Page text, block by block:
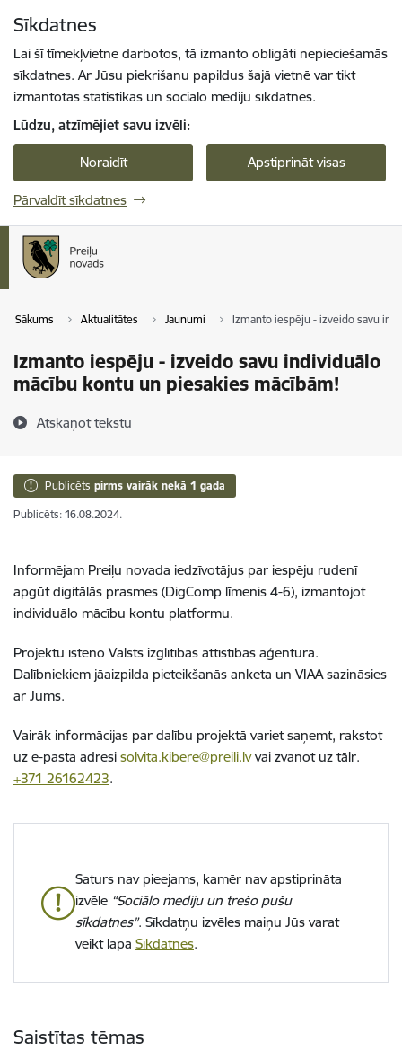
Sīkdatnes
Lai šī tīmekļvietne darbotos, tā izmanto obligāti nepieciešamās
sīkdatnes. Ar Jūsu piekrišanu papildus šajā vietnē var tikt
izmantotas statistikas un sociālo mediju sīkdatnes.
Lūdzu, atzīmējiet savu izvēli:
Noraidīt Apstiprināt visas
Pārvaldīt sīkdatnes
Sākums Aktualitātes Jaunumi Izmanto iespēju - izveido savu
Izmanto iespēju - izveido savu individuālo
mācību kontu un piesakies mācībām!
Atskaņot tekstu
Publicēts pirms vairāk nekā 1 gada
Publicēts: 16.08.2024.
Informējam Preiļu novada iedzīvotājus par iespēju rudenī
apgūt digitālās prasmes (DigComp līmenis 4-6), izmantojot
individuālo mācību kontu platformu.
Projektu īsteno Valsts izglītības attīstības aģentūra.
Dalībniekiem jāaizpilda pieteikšanās anketa un VIAA sazināsies
ar Jums.
Vairāk informācijas par dalību projektā variet saņemt, rakstot
uz e-pasta adresi solvita.kibere@preili.lvvai zvanot uz tālr.
+371 26162423.
Saturs nav pieejams, kamēr nav apstiprināta
izvēle “Sociālo mediju un trešo pušu
sīkdatnes”. Sīkdatņu izvēles maiņu Jūs varat
veikt lapā Sīkdatnes.
Saistītas tēmas